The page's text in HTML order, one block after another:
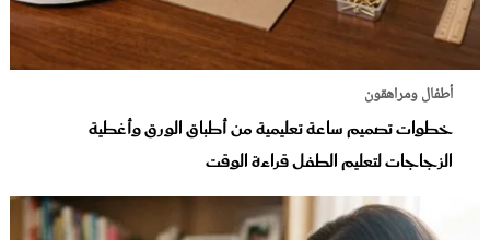
أطفال ومراهقون
خطوات تصميم ساعة تعليمية من أطباق الورق وأغطية
الزجاجات لتعليم الطفل قراءة الوقت